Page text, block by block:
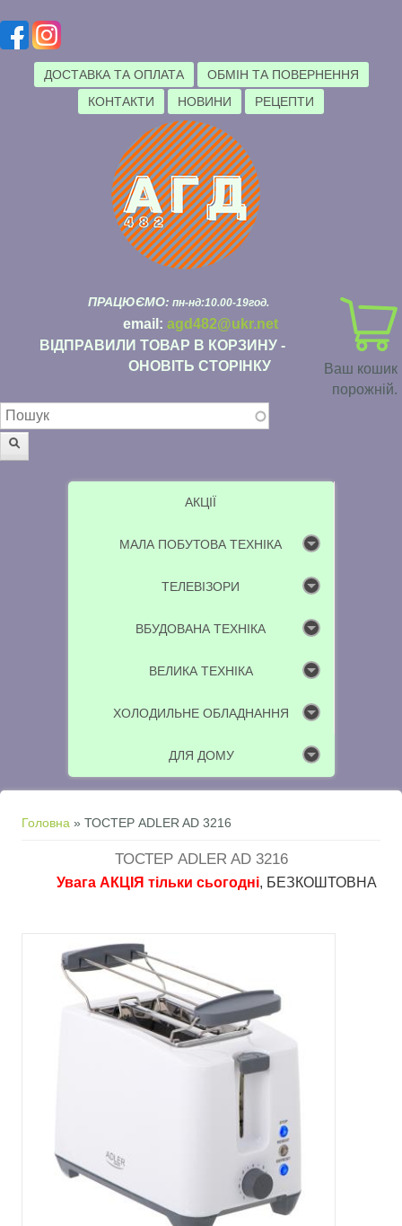
ДОСТАВКА ТА ОПЛАТА
ОБМІН ТА ПОВЕРНЕННЯ
КОНТАКТИ
НОВИНИ РЕЦЕПТИ
Ваш кошик
порожній.
ПРАЦЮЄМО: пн-нд:10.00-19год.
email: agd482@ukr.net
ВІДПРАВИЛИ ТОВАР В КОРЗИНУ -
ОНОВІТЬ СТОРІНКУ
Пошукова форма
АКЦІЇ
МАЛА ПОБУТОВА ТЕХНІКА
ТЕЛЕВІЗОРИ
ВБУДОВАНА ТЕХНІКА
ВЕЛИКА ТЕХНІКА
ХОЛОДИЛЬНЕ ОБЛАДНАННЯ
ДЛЯ ДОМУ
Ви є тут
Головна » ТОСТЕР ADLER AD 3216
ТОСТЕР ADLER AD 3216
Увага АКЦІЯ тільки сьогодні, БЕЗКОШТОВНА